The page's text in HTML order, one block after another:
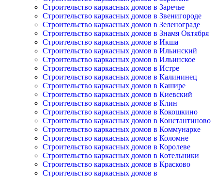
Строительство каркасных домов в Заречье
Строительство каркасных домов в Звенигороде
Строительство каркасных домов в Зеленограде
Строительство каркасных домов в Знамя Октября
Строительство каркасных домов в Икша
Строительство каркасных домов в Ильинский
Строительство каркасных домов в Ильинское
Строительство каркасных домов в Истре
Строительство каркасных домов в Калининец
Строительство каркасных домов в Кашире
Строительство каркасных домов в Киевский
Строительство каркасных домов в Клин
Строительство каркасных домов в Кокошкино
Строительство каркасных домов в Константиново
Строительство каркасных домов в Коммунарке
Строительство каркасных домов в Коломне
Строительство каркасных домов в Королеве
Строительство каркасных домов в Котельники
Строительство каркасных домов в Красково
Строительство каркасных домов в